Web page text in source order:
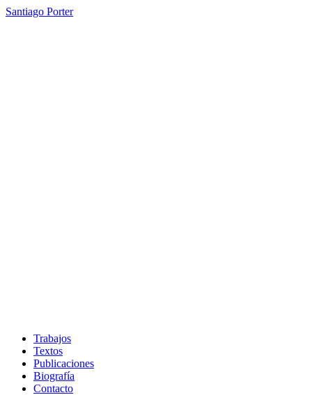
Santiago Porter
Trabajos
Textos
Publicaciones
Biografía
Contacto